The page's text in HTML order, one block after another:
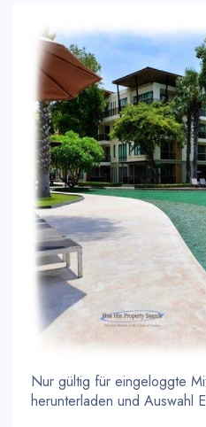
Nur gültig für eingeloggte
herunterladen und Auswahl